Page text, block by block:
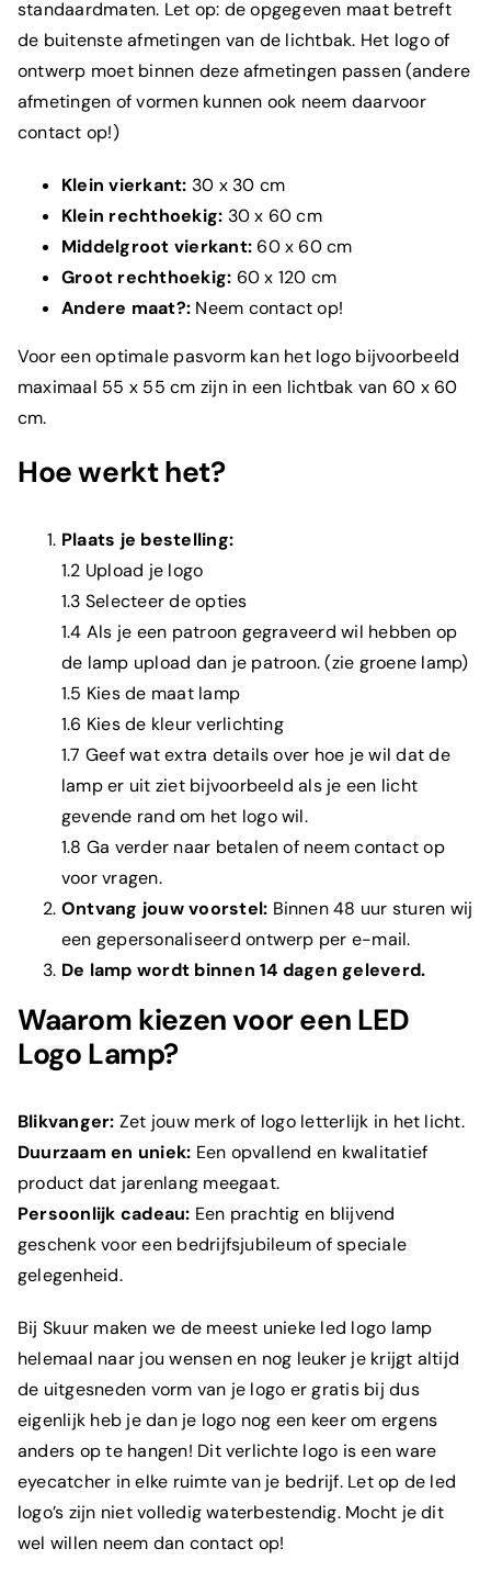
standaardmaten. Let op: de opgegeven maat betreft
de buitenste afmetingen van de lichtbak. Het logo of
ontwerp moet binnen deze afmetingen passen (andere
afmetingen of vormen kunnen ook neem daarvoor
contact op!)
Klein vierkant: 30 x 30 cm
Klein rechthoekig: 30 x 60 cm
Middelgroot vierkant:60 x 60 cm
Groot rechthoekig: 60 x 120 cm
Andere maat?: Neem contactop!
Voor een optimale pasvorm kan het logo bijvoorbeeld
maximaal 55 x 55 cm zijn in een lichtbak van 60 x 60
cm.
Hoe werkt het?
Plaats je bestelling:
1.2 Upload je logo
1.3 Selecteer de opties
1.4 Als je een patroon gegraveerd wil hebben op
de lamp upload dan je patroon. (zie groene lamp)
1.5 Kies de maat lamp
1.6 Kies de kleur verlichting
1.7 Geef wat extra details over hoe je wil dat de
lamp er uit ziet bijvoorbeeld als je een licht
gevende rand om het logo wil.
1.8 Ga verder naar betalen of neem contact op
voor vragen.
Ontvang jouw voorstel: Binnen 48 uur sturen wij
een gepersonaliseerd ontwerp per e-mail.
De lamp wordt binnen 14 dagen geleverd.
Waarom kiezen voor een LED
Logo Lamp?
Blikvanger: Zet jouw merk of logo letterlijk in het licht.
Duurzaam en uniek: Een opvallend en kwalitatief
product dat jarenlang meegaat.
Persoonlijk cadeau: Een prachtig en blijvend
geschenk voor een bedrijfsjubileum of speciale
gelegenheid.
Bij Skuur maken we de meest unieke led logo lamp
helemaal naar jou wensen en nog leuker je krijgt altijd
de uitgesneden vorm van je logo er gratis bij dus
eigenlijk heb je dan je logo nog een keer om ergens
anders op te hangen! Dit verlichte logo is een ware
eyecatcher in elke ruimte van je bedrijf. Let op de led
logo’s zijn niet volledig waterbestendig. Mocht je dit
wel willen neem dan contact op!
Wat is je e-mailadres?*